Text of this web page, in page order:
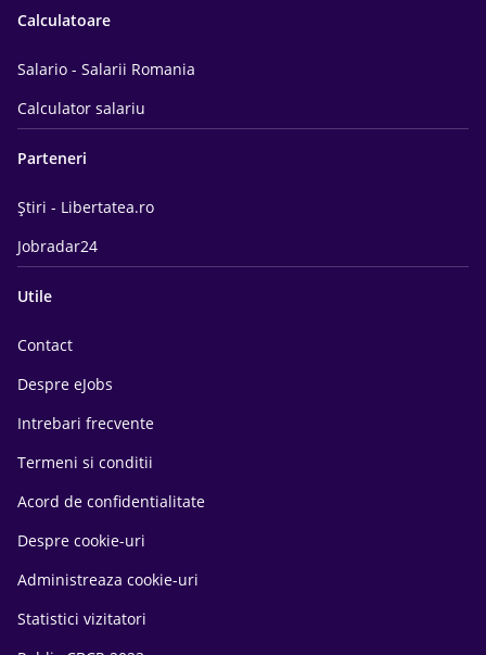
Calculatoare
Salario - Salarii Romania
Calculator salariu
Parteneri
Știri - Libertatea.ro
Jobradar24
Utile
Contact
Despre eJobs
Intrebari frecvente
Termeni si conditii
Acord de confidentialitate
Despre cookie-uri
Administreaza cookie-uri
Statistici vizitatori